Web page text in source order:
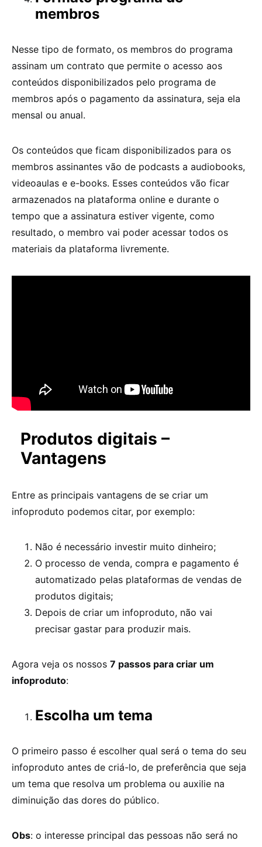
membros
Nesse tipo de formato, os membros do programa
assinam um contrato que permite o acesso aos
conteúdos disponibilizados pelo programa de
membros após o pagamento da assinatura, seja ela
mensal ou anual.
Os conteúdos que ficam disponibilizados para os
membros assinantes vão de podcasts a audiobooks,
videoaulas e e-books. Esses conteúdos vão ficar
armazenados na plataforma online e durante o
tempo que a assinatura estiver vigente, como
resultado, o membro vai poder acessar todos os
materiais da plataforma livremente.
Produtos digitais –
Vantagens
Entre as principais vantagens de se criar um
infoproduto podemos citar, por exemplo:
Não é necessário investir muito dinheiro;
O processo de venda, compra e pagamento é
automatizado pelas plataformas de vendas de
produtos digitais;
Depois de criar um infoproduto, não vai
precisar gastar para produzir mais.
Agora veja os nossos 7 passos para criar um
infoproduto:
Escolha um tema
O primeiro passo é escolher qual será o tema do seu
infoproduto antes de criá-lo, de preferência que seja
um tema que resolva um problema ou auxilie na
diminuição das dores do público.
Obs: o interesse principal das pessoas não será no